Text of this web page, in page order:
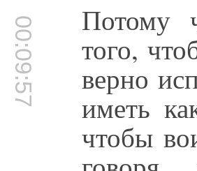
00:09:57 Потому
того,
верно
иметь
чтобы